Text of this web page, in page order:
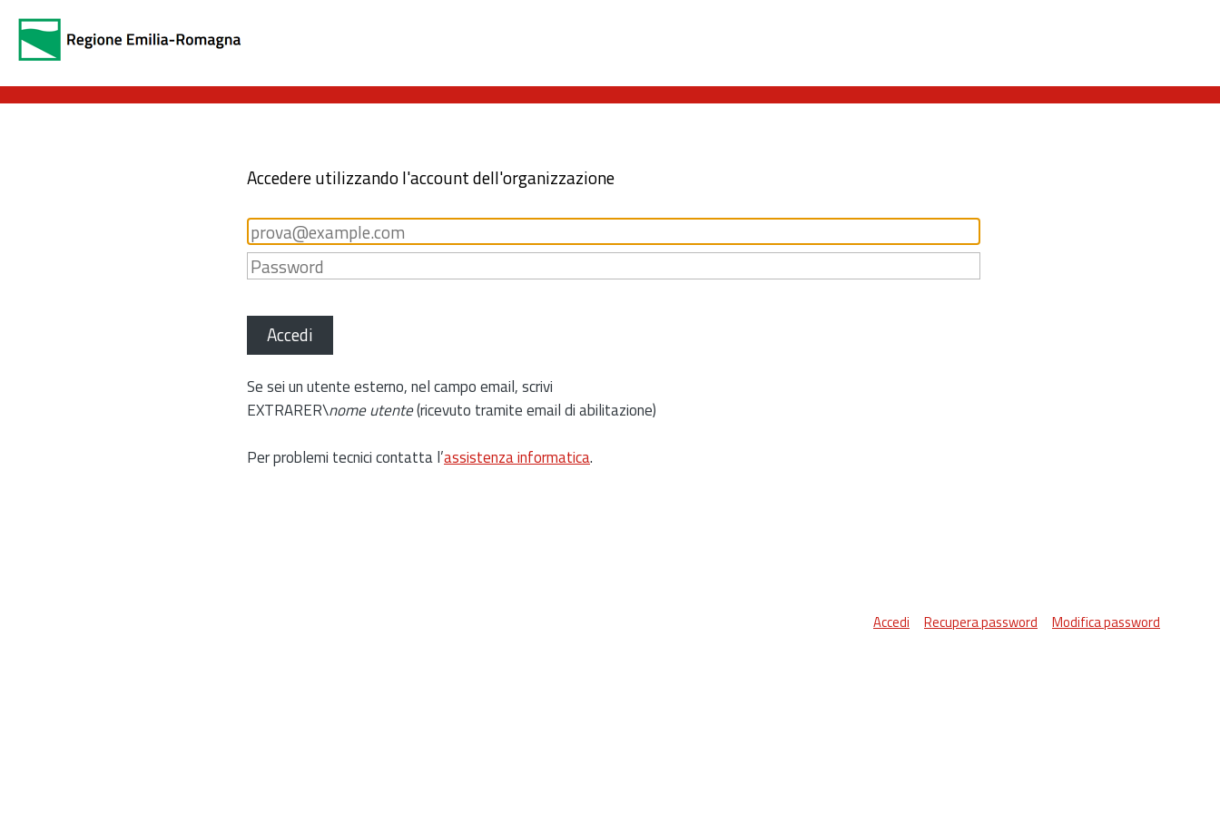
Accedere utilizzando l'account dell'organizzazione
Accedi
Se sei un utente esterno, nel campo email, scrivi
EXTRARER\nome utente(ricevuto tramite email di abilitazione)
Per problemi tecnici contatta l’assistenza informatica.
Accedi Recupera password Modifica password